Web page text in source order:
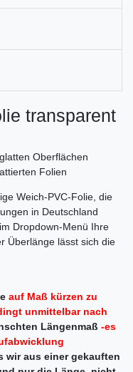
transparent
Oberflächen
Folien
Weich-PVC-Folie, die
in Deutschland
Dropdown-Menü Ihre
Überlänge lässt sich die
auf Maß kürzen zu
unmittelbar nach
Längenmaß -es
wir aus einer gekauften